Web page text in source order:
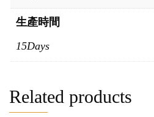
生產時間
15Days
Related products